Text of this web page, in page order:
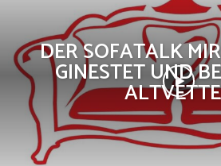
DER SOFATALK
GINESTET UND